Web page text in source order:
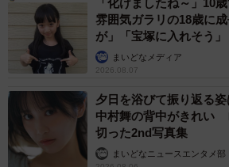
「化けましたね～」10
雰囲気ガラリの18歳に
が」「宝塚に入れそう」
まいどなメディア
2026.08.07
夕日を浴びて振り返る
中村舞の背中がきれい
切った2nd写真集
まいどなニュースエンタメ部